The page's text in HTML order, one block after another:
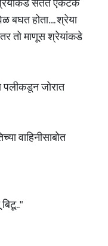
श्रयाकडे सतत एकटक
बघत होता.... श्रेया
तो माणूस श्रेयांकडे
पलीकडून जोरात
वाहिनीसाबोत